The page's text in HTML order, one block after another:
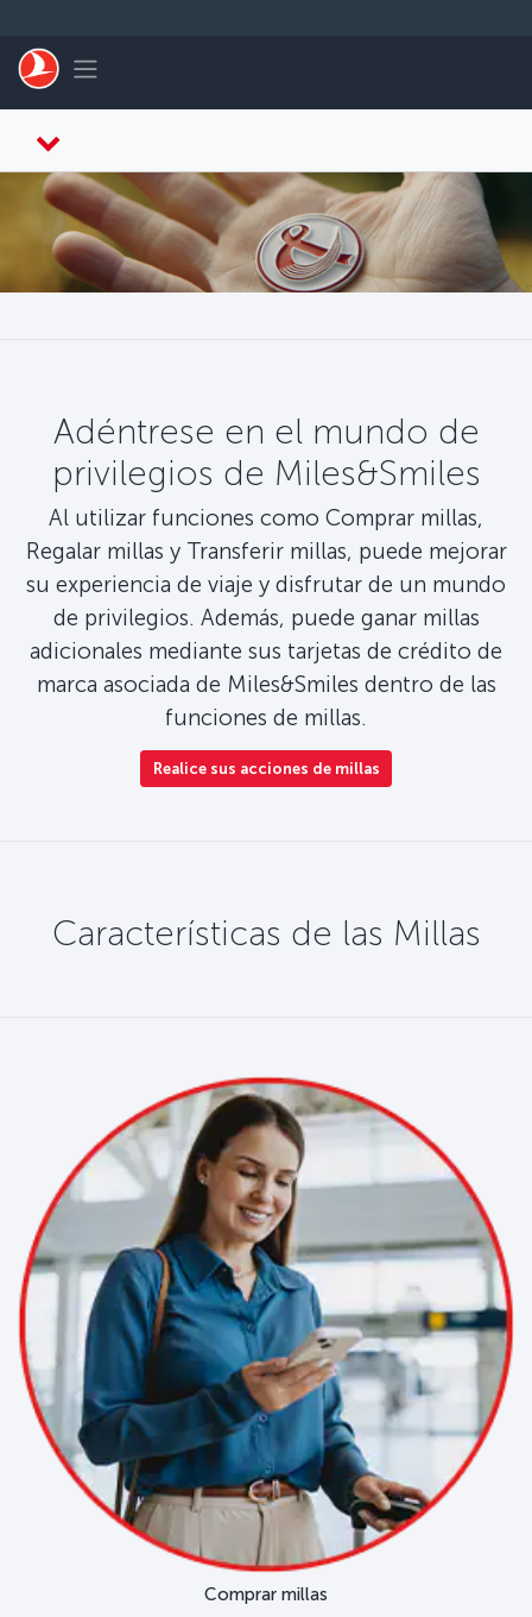
Toggle navigation
Adéntrese en el mundo de
privilegios de Miles&Smiles
Al utilizar funciones como Comprar millas,
Regalar millas y Transferir millas, puede mejorar
su experiencia de viaje y disfrutar de un mundo
de privilegios. Además, puede ganar millas
adicionales mediante sus tarjetas de crédito de
marca asociada de Miles&Smiles dentro de las
funciones de millas.
Realice sus acciones de millas
Características de las Millas
Comprar millas